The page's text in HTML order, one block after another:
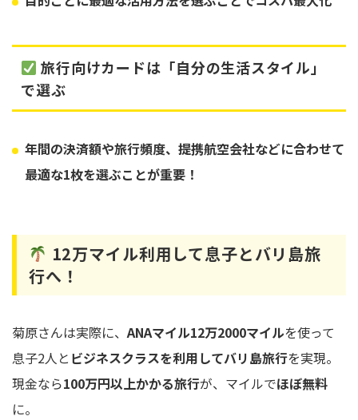
旅行向けカードは「自分の生活スタイル」
で選ぶ
年間の決済額や旅行頻度、提携航空会社などに合わせて
最適な1枚を選ぶことが重要！
12万マイル利用して息子とバリ島旅
行へ！
菊原さんは実際に、ANAマイル12万2000マイルを使って
息子2人と ビジネスクラスを利用してバリ島旅行を実現。
現金なら100万円以上かかる旅行が、マイルでほぼ無料
に。